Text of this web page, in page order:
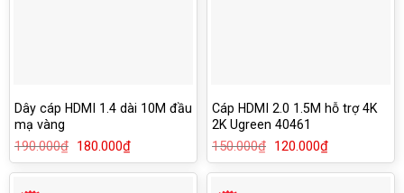
Dây cáp HDMI 1.4 dài 10M đầu
mạ vàng
190.000₫
Giá
là:
180.000₫Giá
hiện
tại
Cáp HDMI 2.0 1.5M hỗ trợ 4K
2K Ugreen 40461
150.000₫
Giá
là:
120.000₫Giá
hiện
tại